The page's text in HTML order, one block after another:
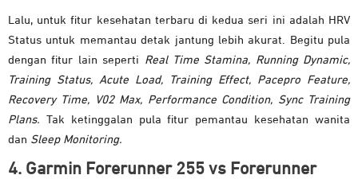
Lalu, untuk fitur kesehatan terbaru di kedua seri ini adalah HRV
Status untuk memantau detak jantung lebih akurat. Begitu pula
dengan fitur lain seperti Real Time Stamina, Running Dynamic,
Training Status, Acute Load, Training Effect, Pacepro Feature,
Recovery Time, V02 Max, Performance Condition, Sync Training
Plans. Tak ketinggalan pula fitur pemantau kesehatan wanita
dan Sleep Monitoring.
4. Garmin Forerunner 255 vs Forerunner